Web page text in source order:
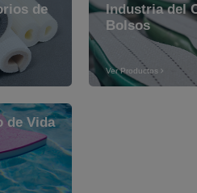
de
Industria del
Bolsos
Ver Productos
de Vida